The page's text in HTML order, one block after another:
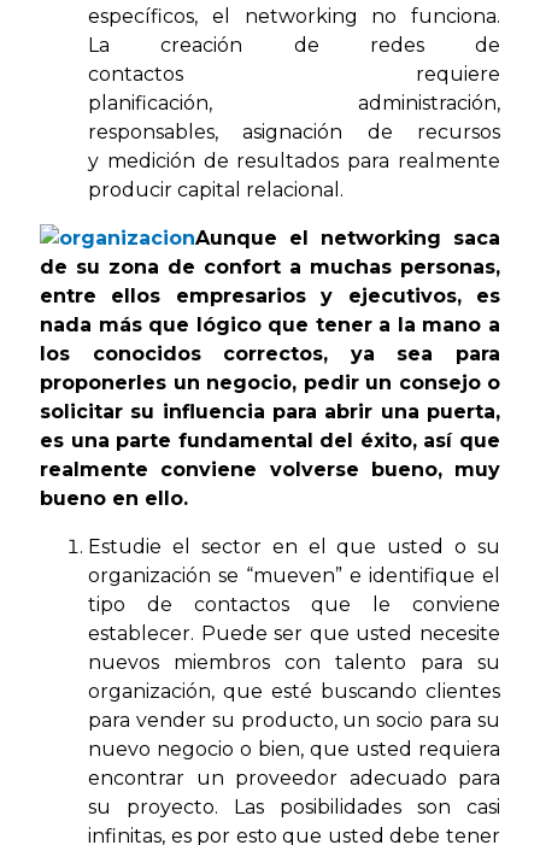
específicos, el networking no funciona.
La creación de redes de
contactos requiere
planificación, administración,
responsables, asignación de recursos
y medición de resultados para realmente
producir capital relacional.
Aunque el networking saca
de su zona de confort a muchas personas,
entre ellos empresarios y ejecutivos, es
nada más que lógico que tener a la mano a
los conocidos correctos, ya sea para
proponerles un negocio, pedir un consejo o
solicitar su influencia para abrir una puerta,
es una parte fundamental del éxito, así que
realmente conviene volverse bueno, muy
bueno en ello.
Estudie el sector en el que usted o su
organización se “mueven” e identifique el
tipo de contactos que le conviene
establecer. Puede ser que usted necesite
nuevos miembros con talento para su
organización, que esté buscando clientes
para vender su producto, un socio para su
nuevo negocio o bien, que usted requiera
encontrar un proveedor adecuado para
su proyecto. Las posibilidades son casi
infinitas, es por esto que usted debe tener